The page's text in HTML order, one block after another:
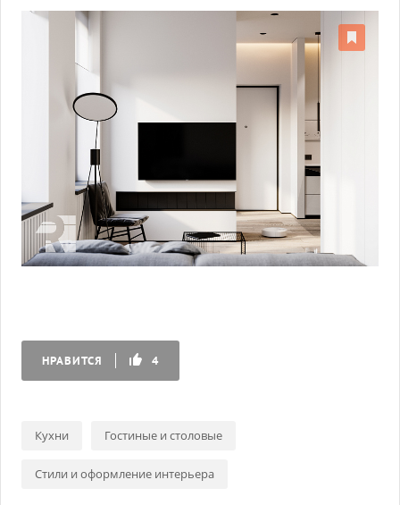
НРАВИТСЯ 4
Кухни Гостиные и столовые
Стили и оформление интерьера